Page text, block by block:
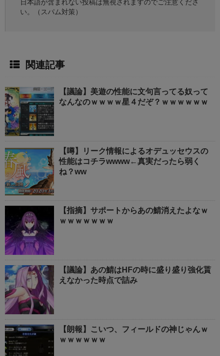
日本語が含まれない投稿は無視されますのでご注意くださ
い。（スパム対策）
関連記事
【議論】美遊の性能に文句言ってる奴って
なんなのｗｗｗｗ星４だぞ？ｗｗｗｗｗｗ
【噂】リーク情報によるオデュッセウスの
性能はコチラwwww←真実だったら弱く
ね？ww
【指摘】サポートからあの鯖消えたよなｗ
ｗｗｗｗｗｗｗ
【議論】あの鯖はHFの時に盛り盛り強化貰
えなかった時点で詰み
【朗報】こいつ、フィールドの神じゃんｗ
ｗｗｗｗｗｗ